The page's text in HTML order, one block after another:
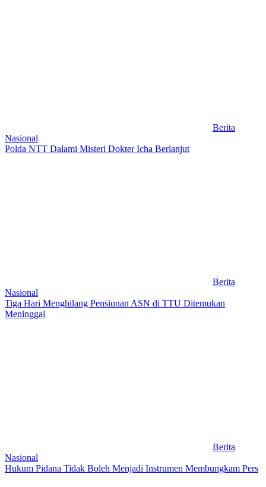
Berita
Nasional
Polda NTT Dalami Misteri Dokter Icha Berlanjut
Berita
Nasional
Tiga Hari Menghilang Pensiunan ASN di TTU Ditemukan
Meninggal
Berita
Nasional
Hukum Pidana Tidak Boleh Menjadi Instrumen Membungkam Pers